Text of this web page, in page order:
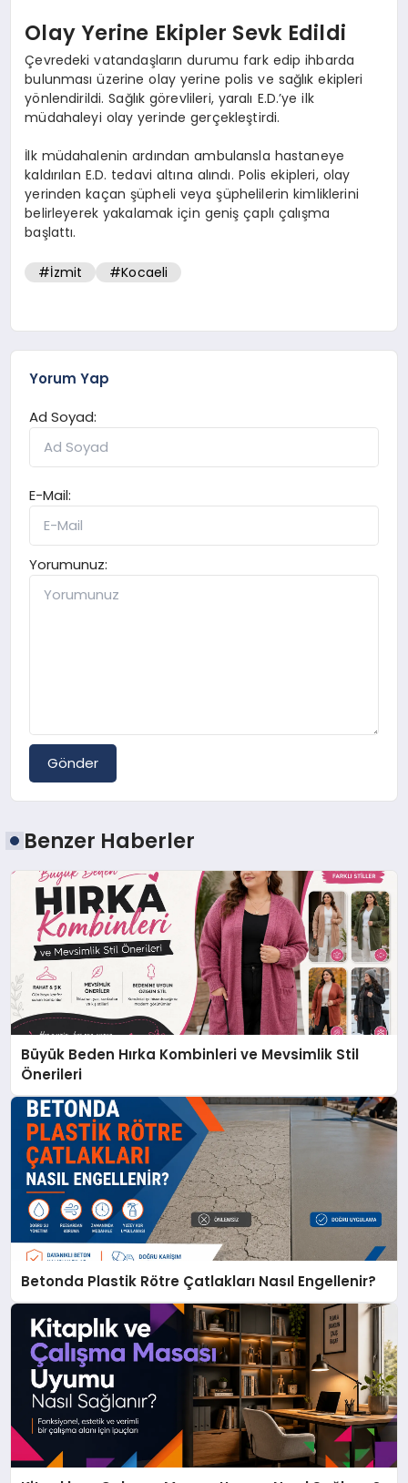
Olay Yerine Ekipler Sevk Edildi
Çevredeki vatandaşların durumu fark edip ihbarda
bulunması üzerine olay yerine polis ve sağlık ekipleri
yönlendirildi. Sağlık görevlileri, yaralı E.D.’ye ilk
müdahaleyi olay yerinde gerçekleştirdi.
İlk müdahalenin ardından ambulansla hastaneye
kaldırılan E.D. tedavi altına alındı. Polis ekipleri, olay
yerinden kaçan şüpheli veya şüphelilerin kimliklerini
belirleyerek yakalamak için geniş çaplı çalışma
başlattı.
#İzmit #Kocaeli
Yorum Yap
Ad Soyad:
E-Mail:
Yorumunuz:
Gönder
Benzer Haberler
Büyük Beden Hırka Kombinleri ve Mevsimlik Stil
Önerileri
Betonda Plastik Rötre Çatlakları Nasıl Engellenir?